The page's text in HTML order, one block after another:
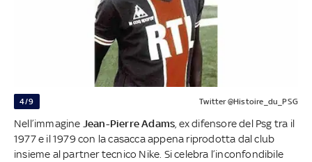
4/9 Twitter @Histoire_du_PSG
Nell’immagine Jean-Pierre Adams , ex difensore del Psg tra il
1977 e il 1979 con la casacca appena riprodotta dal club
insieme al partner tecnico Nike. Si celebra l’inconfondibile